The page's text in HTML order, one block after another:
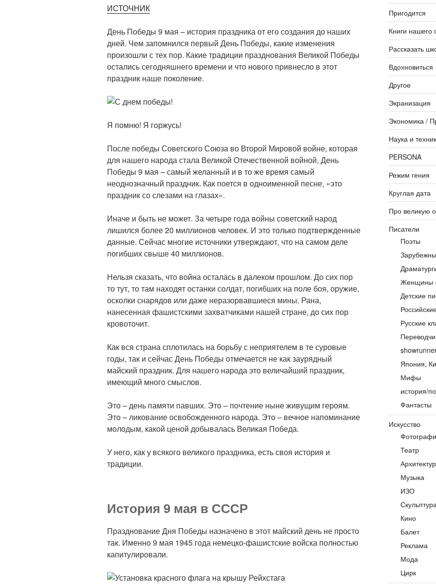
ИСТОЧНИК
День Победы 9 мая – история праздника от его создания до наших
дней. Чем запомнился первый День Победы, какие изменения
произошли с тех пор. Какие традиции празднования Великой Победы
остались сегодняшнего времени и что нового привнесло в этот
праздник наше поколение.
Я помню! Я горжусь!
После победы Советского Союза во Второй Мировой войне, которая
для нашего народа стала Великой Отечественной войной, День
Победы 9 мая – самый желанный и в то же время самый
неоднозначный праздник. Как поется в одноименной песне, «это
праздник со слезами на глазах».
Иначе и быть не может. За четыре года войны советский народ
лишился более 20 миллионов человек. И это только подтвержденные
данные. Сейчас многие источники утверждают, что на самом деле
погибших свыше 40 миллионов.
Нельзя сказать, что война осталась в далеком прошлом. До сих пор
то тут, то там находят останки солдат, погибших на поле боя, оружие,
осколки снарядов или даже неразорвавшиеся мины. Рана,
нанесенная фашистскими захватчиками нашей стране, до сих пор
кровоточит.
Как вся страна сплотилась на борьбу с неприятелем в те суровые
годы, так и сейчас День Победы отмечается не как заурядный
майский праздник. Для нашего народа это величайший праздник,
имеющий много смыслов.
Это – день памяти павших. Это – почтение ныне живущим героям.
Это – ликование освобожденного народа. Это – вечное напоминание
молодым, какой ценой добывалась Великая Победа.
У него, как у всякого великого праздника, есть своя история и
традиции.
История 9 мая в СССР
Празднование Дня Победы назначено в этот майский день не просто
так. Именно 9 мая 1945 года немецко-фашистские войска полностью
капитулировали.
Пригодится
Книги нашего
Рассказать
Вдохновиться
Другое
Экранизация
Экономика /
Наука и
PERSONA
Режим гения
Круглая дата
Про великую
Писатели
Поэты
Женщины
Детские
Русские
Япония,
Мифы
история/
Фантасты
Искусство
Театр
Музыка
ИЗО
Кино
Балет
Реклама
Мода
Цирк